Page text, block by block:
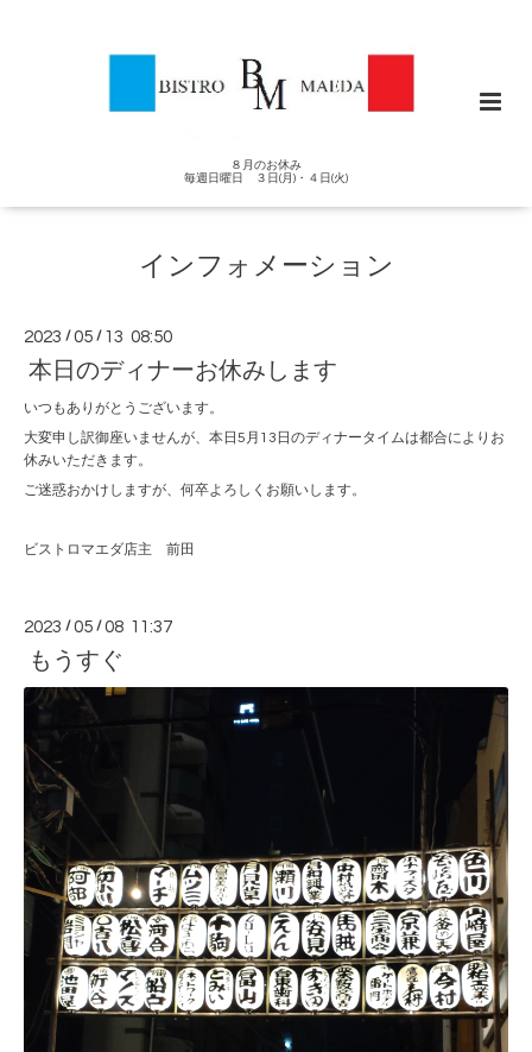
８月のお休み
毎週日曜日 ３日(月)・４日(火)
インフォメーション
2023 /05 / 13 08:50
本日のディナーお休みします
いつもありがとうございます。
大変申し訳御座いませんが、本日5月13日のディナータイムは都合によりお
休みいただきます。
ご迷惑おかけしますが、何卒よろしくお願いします。
ビストロマエダ店主 前田
2023 /05 /08 11:37
もうすぐ